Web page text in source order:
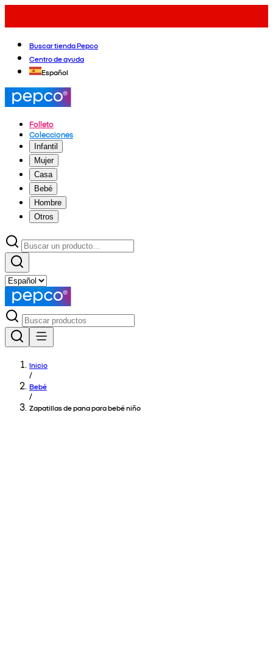
Buscar tienda Pepco
Centro de ayuda
Español
Folleto
Colecciones
Infantil
Mujer
Casa
Bebé
Hombre
Otros
Inicio
/
Bebé
/
Zapatillas de pana para bebé niño